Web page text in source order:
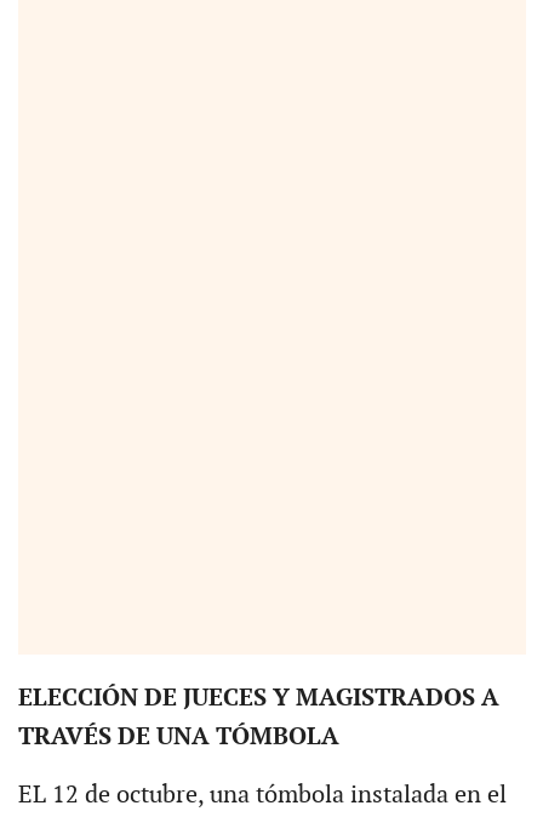
ELECCIÓN DE JUECES Y MAGISTRADOS A
TRAVÉS DE UNA TÓMBOLA
EL 12 de octubre, una tómbola instalada en el